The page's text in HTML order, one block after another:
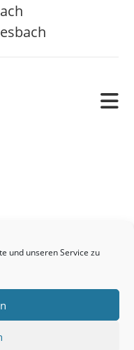
und unseren Service zu